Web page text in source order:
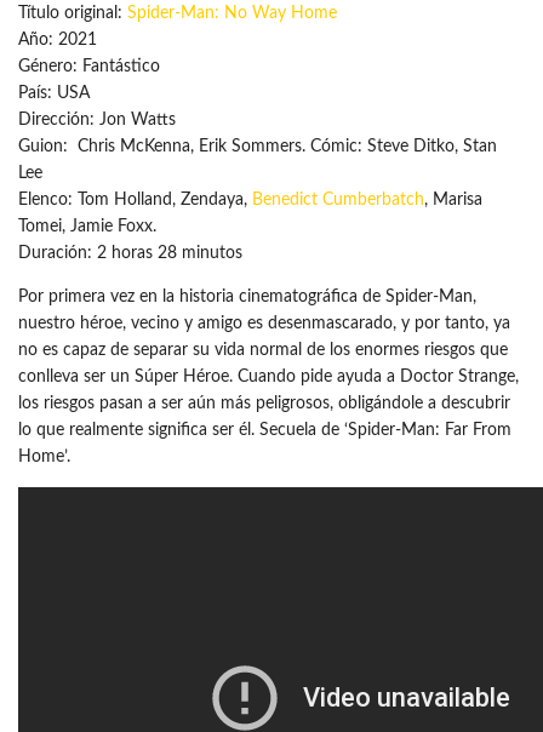
Título original: Spider-Man: No Way Home
Año: 2021
Género: Fantástico
País: USA
Dirección: Jon Watts
Guion: Chris McKenna, Erik Sommers. Cómic: Steve Ditko, Stan
Lee
Elenco: Tom Holland, Zendaya, Benedict Cumberbatch, Marisa
Tomei, Jamie Foxx.
Duración: 2 horas 28 minutos
Por primera vez en la historia cinematográfica de Spider-Man,
nuestro héroe, vecino y amigo es desenmascarado, y por tanto, ya
no es capaz de separar su vida normal de los enormes riesgos que
conlleva ser un Súper Héroe. Cuando pide ayuda a Doctor Strange,
los riesgos pasan a ser aún más peligrosos, obligándole a descubrir
lo que realmente significa ser él. Secuela de ‘Spider-Man: Far From
Home’.